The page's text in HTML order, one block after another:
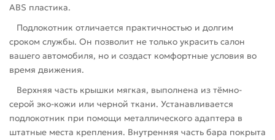
ABS пластика.
Подлокотник отличается практичностью и долгим
сроком службы. Он позволит не только украсить салон
вашего автомобиля, но и создаст комфортные условия во
время движения.
Верхняя часть крышки мягкая, выполнена из тёмно-
серой эко-кожи или черной ткани. Устанавливается
подлокотник при помощи металлического адаптера в
штатные места крепления. Внутренняя часть бара покрыта